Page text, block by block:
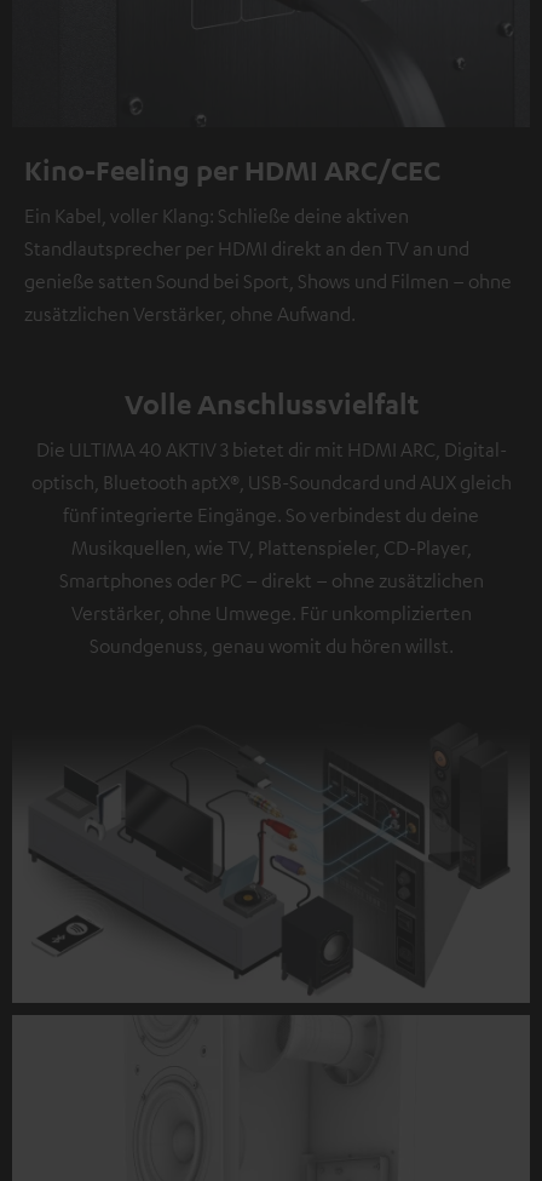
Kino-Feeling per HDMI ARC/CEC
Ein Kabel, voller Klang: Schließe deine aktiven
Standlautsprecher per HDMI direkt an den TV an und
genieße satten Sound bei Sport, Shows und Filmen – ohne
zusätzlichen Verstärker, ohne Aufwand.
Volle Anschlussvielfalt
Die ULTIMA 40 AKTIV 3 bietet dir mit HDMI ARC, Digital-
optisch, Bluetooth aptX®, USB-Soundcard und AUX gleich
fünf integrierte Eingänge. So verbindest du deine
Musikquellen, wie TV, Plattenspieler, CD-Player,
Smartphones oder PC – direkt – ohne zusätzlichen
Verstärker, ohne Umwege. Für unkomplizierten
Soundgenuss, genau womit du hören willst.